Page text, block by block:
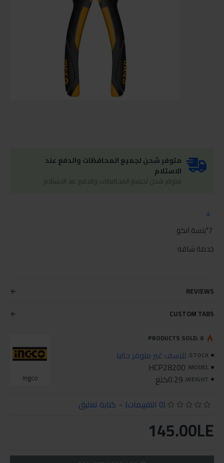
متوفر شحن لجميع المحافظات والدفع عند
الاستلام
متوفر شحن لجميع المحافظات والدفع عند الاستلام
خدمة شاقه
REVIEWS
CUSTOM TABS
STOCK: للاسف غير متوفر حاليا
MODEL:
HCP28200
WEIGHT: 0.29كلغ Ingco
PRODUCTS SOLD: 0
(0 التقييمات) - كتابة تعليق
145.00LE